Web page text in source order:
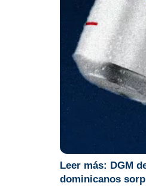
Leer más: DGM
dominicanos